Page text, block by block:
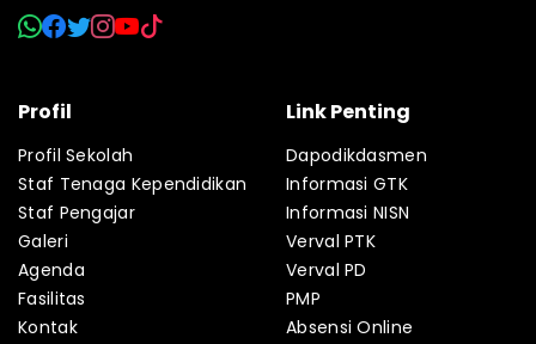
Profil
Profil Sekolah
Staf Tenaga Kependidikan
Staf Pengajar
Galeri
Agenda
Fasilitas
Kontak
Link Penting
Dapodikdasmen
Informasi GTK
Informasi NISN
Verval PTK
Verval PD
PMP
Absensi Online